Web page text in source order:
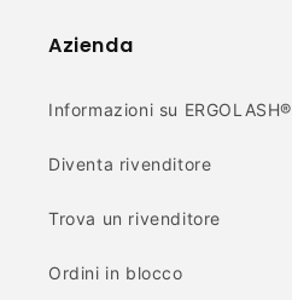
Azienda
Informazioni su ERGOLASH®
Diventa rivenditore
Trova un rivenditore
Ordini in blocco